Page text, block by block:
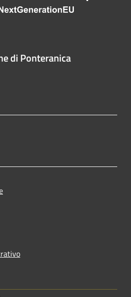
di Ponteranica